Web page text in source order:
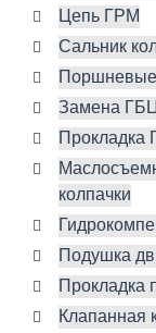
Цепь ГРМ
Сальник
Поршневые
Замена
Прокладка
колпачки
Подушка
Прокладка
Клапанная